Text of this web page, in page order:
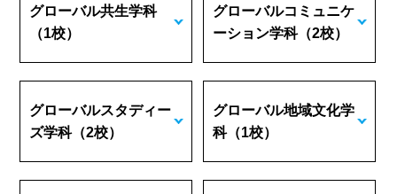
グローバル共生学科
（1校）
グローバルコミュニケ
ーション学科（2校）
グローバルスタディー
ズ学科（2校）
グローバル地域文化学
科（1校）